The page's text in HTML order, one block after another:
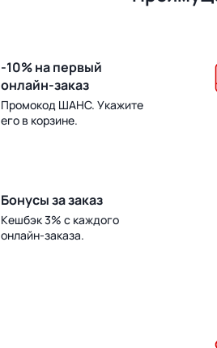
-10% на первый
онлайн-заказ
Промокод ШАНС. Укажите
его в корзине.
Бонусы за заказ
Кешбэк 3% с каждого
онлайн-заказа.